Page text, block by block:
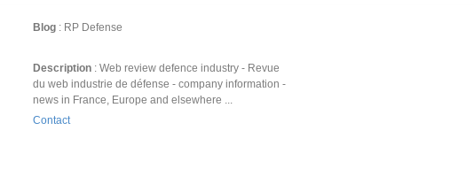
Blog : RP Defense
Description : Web review defence industry - Revue
du web industrie de défense - company information -
news in France, Europe and elsewhere ...
Contact